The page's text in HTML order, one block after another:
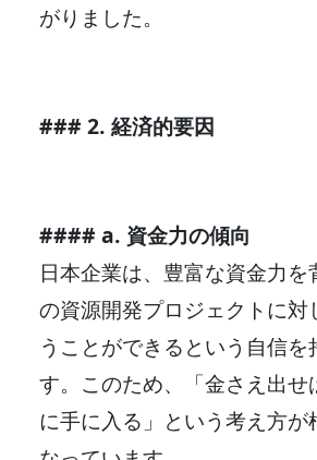
がりました。
### 2. 経済的要因
#### a. 資金力の傾向
日本企業は、豊富な資金力
の資源開発プロジェクトに対
うことができるという自信を
す。このため、「金さえ出せ
に手に入る」という考え方が